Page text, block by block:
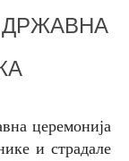
церемонија
и страдале